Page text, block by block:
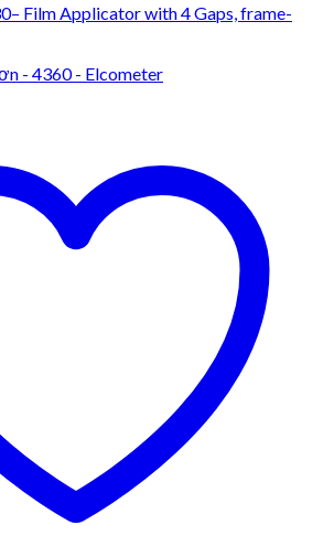
Film Applicator with 4 Gaps, frame-